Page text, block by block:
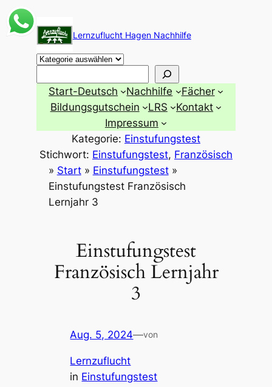
Zum
Inhalt
springen
Lernzuflucht Hagen Nachhilfe
Start-Deutsch Nachhilfe
Fächer
Bildungsgutschein
LRS
Kontakt
Impressum
Kategorie: Einstufungstest
Stichwort: Einstufungstest, Französisch
» Start» Einstufungstest»
Einstufungstest Französisch
Lernjahr 3
Einstufungstest
Französisch Lernjahr
3
Aug. 5, 2024—von
Lernzuflucht
in Einstufungstest